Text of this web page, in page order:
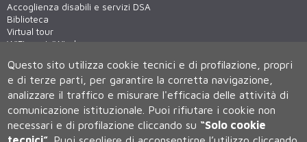
Accoglienza disabili e servizi DSA
Biblioteca
Virtual tour
WiFi - unisiWireless
Questo sito utilizza cookie tecnici e di profilazione, propri
e di terze parti, per garantire la corretta navigazione,
analizzare il traffico e misurare l'efficacia delle attività di
comunicazione istituzionale. Puoi rifiutare i cookie non
necessari e di profilazione cliccando su “Solo cookie